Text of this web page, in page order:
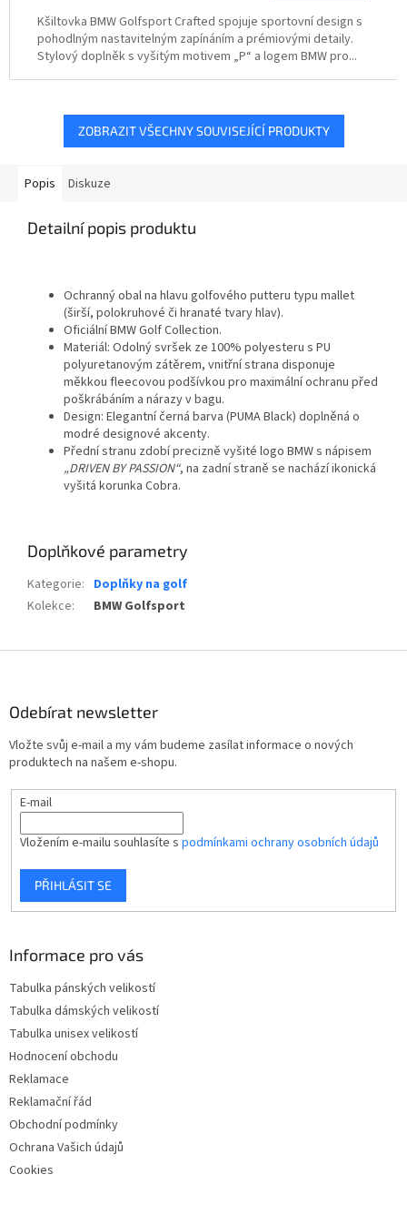
Kšiltovka BMW Golfsport Crafted spojuje sportovní design s
pohodlným nastavitelným zapínáním a prémiovými detaily.
Stylový doplněk s vyšitým motivem „P“ a logem BMW pro...
ZOBRAZIT VŠECHNY SOUVISEJÍCÍ PRODUKTY
Popis Diskuze
Detailní popis produktu
Ochranný obal na hlavu golfového putteru typu mallet
(širší, polokruhové či hranaté tvary hlav).
Oficiální BMW Golf Collection.
Materiál: Odolný svršek ze 100% polyesteru s PU
polyuretanovým zátěrem, vnitřní strana disponuje
měkkou fleecovou podšívkou pro maximální ochranu před
poškrábáním a nárazy v bagu.
Design: Elegantní černá barva (PUMA Black) doplněná o
modré designové akcenty.
Přední stranu zdobí precizně vyšité logo BMWs nápisem
„DRIVEN BY PASSION“, na zadní straně se nachází ikonická
vyšitá korunka Cobra.
Doplňkové parametry
Kategorie: Doplňky na golf
Kolekce: BMW Golfsport
Odebírat newsletter
Vložte svůj e-mail a my vám budeme zasílat informace o nových
produktech na našem e-shopu.
E-mail
Vložením e-mailu souhlasíte s podmínkami ochrany osobních údajů
PŘIHLÁSIT SE
Informace pro vás
Tabulka pánských velikostí
Tabulka dámských velikostí
Tabulka unisex velikostí
Hodnocení obchodu
Reklamace
Reklamační řád
Obchodní podmínky
Ochrana Vašich údajů
Cookies